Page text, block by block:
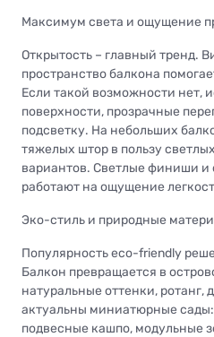
Максимум света и ощущение
Открытость – главный тренд.
пространство балкона
Если такой возможности нет,
поверхности, прозрачные
подсветку. На небольших
тяжелых штор в пользу
вариантов. Светлые финиши
работают на ощущение
Эко-стиль и природные
Популярность eco-friendly
Балкон превращается в
натуральные оттенки, ротанг,
актуальны миниатюрные
подвесные кашпо, модульные